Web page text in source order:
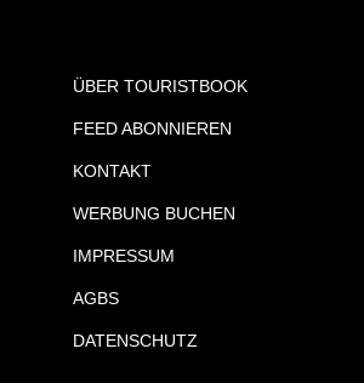
ÜBER TOURISTBOOK
FEED ABONNIEREN
KONTAKT
WERBUNG BUCHEN
IMPRESSUM
AGBS
DATENSCHUTZ